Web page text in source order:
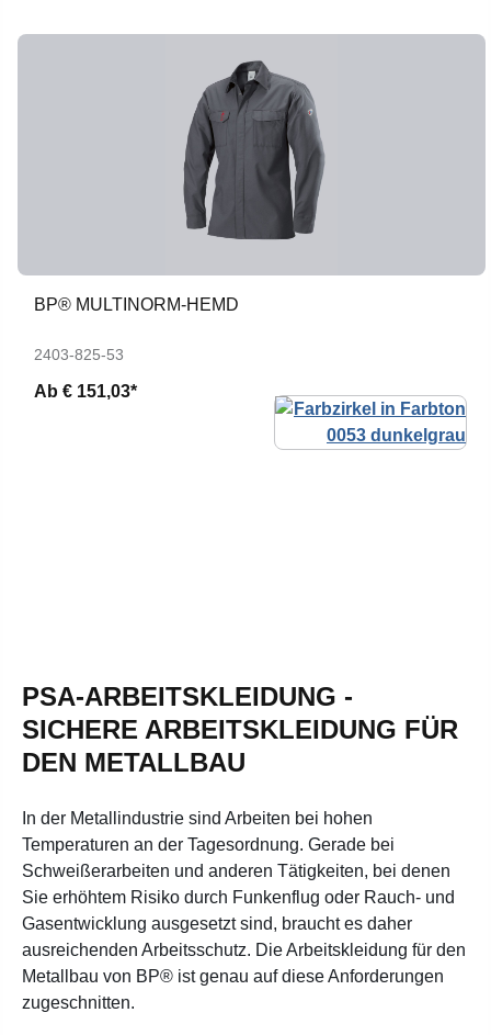
BP® MULTINORM-HEMD
2403-825-53
Ab € 151,03*
PSA-ARBEITSKLEIDUNG -
SICHERE ARBEITSKLEIDUNG FÜR
DEN METALLBAU
In der Metallindustrie sind Arbeiten bei hohen
Temperaturen an der Tagesordnung. Gerade bei
Schweißerarbeiten und anderen Tätigkeiten, bei denen
Sie erhöhtem Risiko durch Funkenflug oder Rauch- und
Gasentwicklung ausgesetzt sind, braucht es daher
ausreichenden Arbeitsschutz. Die Arbeitskleidung für den
Metallbau von BP® ist genau auf diese Anforderungen
zugeschnitten.